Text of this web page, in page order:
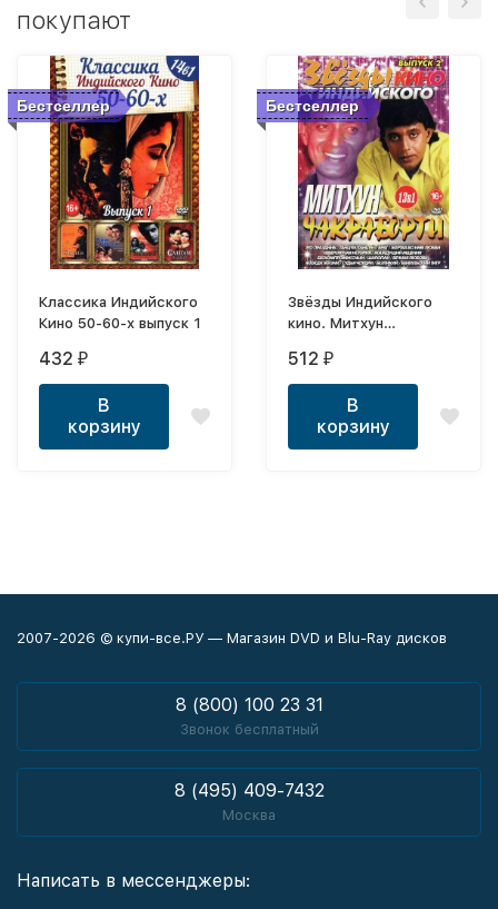
покупают
Бестселлер
Классика Индийского
Кино 50-60-х выпуск 1
432 ₽
В
корзину
Бестселлер
Звёзды Индийского
кино. Митхун
512 ₽
В
корзину
2007-2026 © купи-все.РУ — Магазин DVD и Blu-Ray дисков
8 (800) 100 23 31
Звонок бесплатный
8 (495) 409-7432
Москва
Написать в мессенджеры: